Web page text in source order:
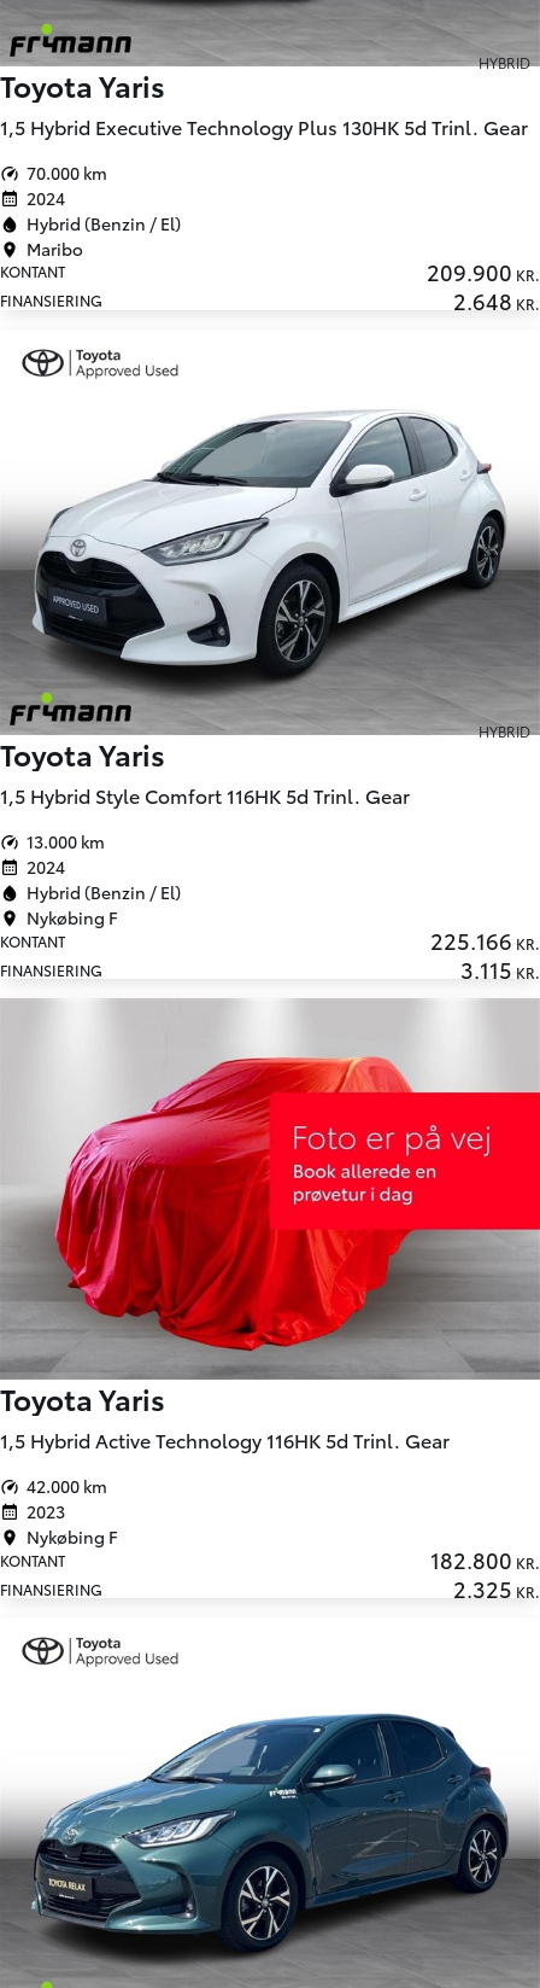
HYBRID
Toyota Yaris
1,5 Hybrid Executive Technology Plus 130HK 5d Trinl. Gear
70.000 km
2024
Hybrid (Benzin / El)
Maribo
KONTANT 209.900 KR.
FINANSIERING
2.648 KR.
HYBRID
Toyota Yaris
1,5 Hybrid Style Comfort 116HK 5d Trinl. Gear
13.000 km
2024
Hybrid (Benzin / El)
Nykøbing F
KONTANT 225.166 KR.
FINANSIERING
3.115 KR.
Toyota Yaris
1,5 Hybrid Active Technology 116HK 5d Trinl. Gear
42.000 km
2023
Nykøbing F
KONTANT 182.800 KR.
FINANSIERING
2.325 KR.